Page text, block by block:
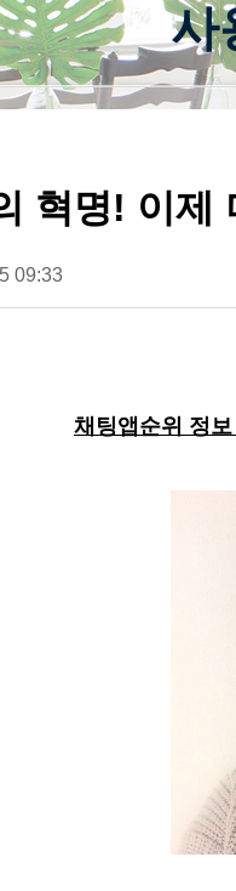
사
혁명! 이제
09:33
채팅앱순위 정